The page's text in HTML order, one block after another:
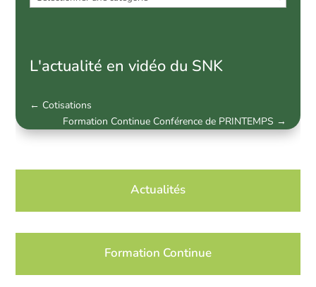
par
L'actualité en vidéo du SNK
← Cotisations
Formation Continue Conférence de PRINTEMPS →
Actualités
Formation Continue